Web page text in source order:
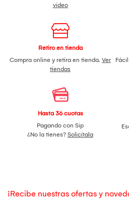
video
Retiro en tienda
Compra online y retira en tienda. Ver
tiendas
Hasta 36 cuotas
Pagando con Sip
¿No la tienes? Solicítala
¡Recibe nuestras ofertas y